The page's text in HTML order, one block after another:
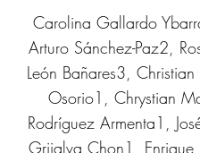
Carolina Gallardo
Arturo Sánchez-Paz2,
León Bañares3,
Osorio1, Chrystian
Rodríguez Armenta1,
Grijalva Chon1, Enrique